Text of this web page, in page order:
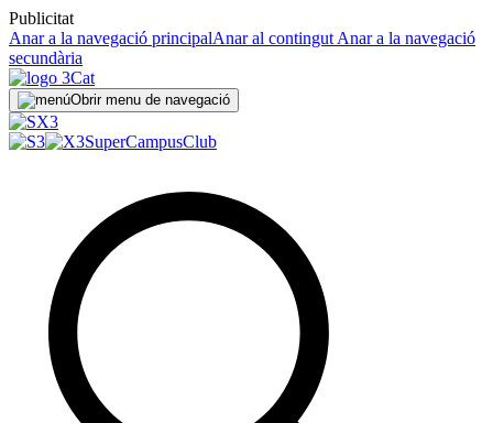
Publicitat
Anar a la navegació principalAnar al contingut Anar a la navegació
secundària
Obrir menu de navegació
SuperCampusClub